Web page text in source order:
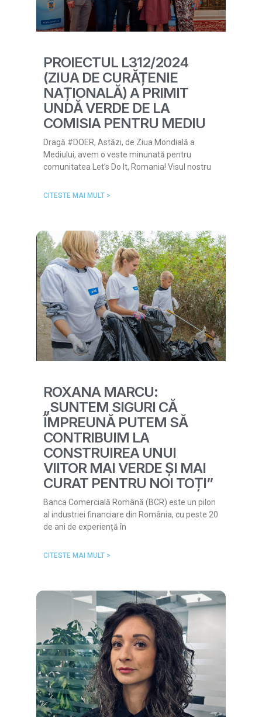
PROIECTUL L312/2024
(ZIUA DE CURĂȚENIE
NAȚIONALĂ) A PRIMIT
UNDĂ VERDE DE LA
COMISIA PENTRU MEDIU
Dragă #DOER, Astăzi, de Ziua Mondială a
Mediului, avem o veste minunată pentru
comunitatea Let’s Do It, Romania! Visul nostru
CITESTE MAI MULT >
ROXANA MARCU:
„SUNTEM SIGURI CĂ
ÎMPREUNĂ PUTEM SĂ
CONTRIBUIM LA
CONSTRUIREA UNUI
VIITOR MAI VERDE ȘI MAI
CURAT PENTRU NOI TOȚI”
Banca Comercială Română (BCR) este un pilon
al industriei financiare din România, cu peste 20
de ani de experiență în
CITESTE MAI MULT >